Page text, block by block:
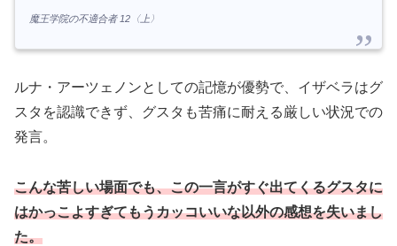
魔王学院の不適合者 12〈上〉
ルナ・アーツェノンとしての記憶が優勢で、イザベラはグ
スタを認識できず、グスタも苦痛に耐える厳しい状況での
発言。
こんな苦しい場面でも、この一言がすぐ出てくるグスタに
はかっこよすぎてもうカッコいいな以外の感想を失いまし
た。